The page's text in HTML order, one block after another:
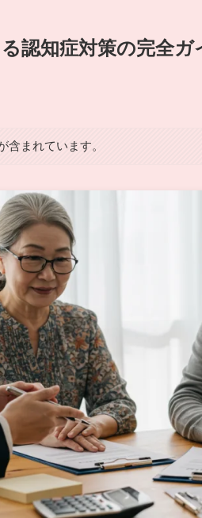
認知症対策の完全
含まれています。